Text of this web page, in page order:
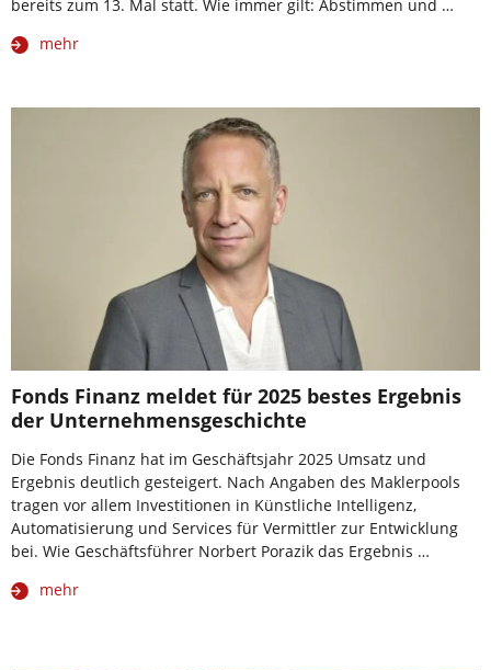
bereits zum 13. Mal statt. Wie immer gilt: Abstimmen und …
mehr
Fonds Finanz meldet für 2025 bestes Ergebnis
der Unternehmensgeschichte
Die Fonds Finanz hat im Geschäftsjahr 2025 Umsatz und
Ergebnis deutlich gesteigert. Nach Angaben des Maklerpools
tragen vor allem Investitionen in Künstliche Intelligenz,
Automatisierung und Services für Vermittler zur Entwicklung
bei. Wie Geschäftsführer Norbert Porazik das Ergebnis …
mehr